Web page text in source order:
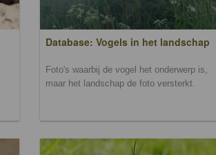
Database: Vogels in het landschap
Foto's waarbij de vogel het onderwerp is,
maar het landschap de foto versterkt.